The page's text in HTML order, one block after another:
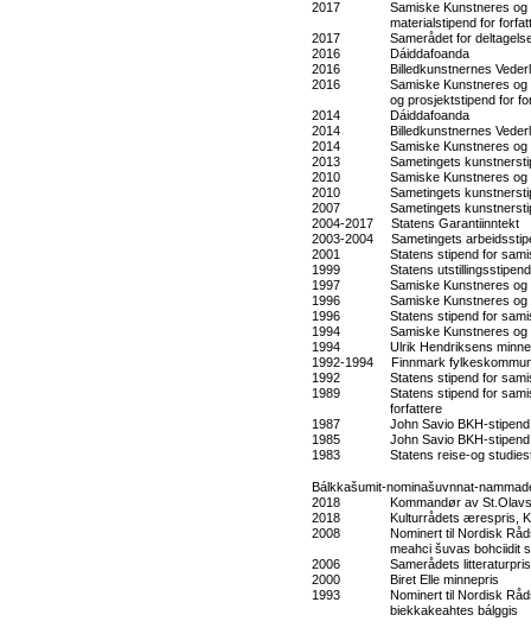
2017 Samiske Kunstneres og
materialstipend for
2017 Samerådet for deltagelse i
2016 Dáiddafoanda
2016 Billedkunstnernes
2016 Samiske Kunstneres og
og prosjektstipend for
2014 Dáiddafoanda
2014 Billedkunstnernes
2014 Samiske Kunstneres og
2013 Sametingets
2010 Samiske Kunstneres og
2010 Sametingets
2007 Sametingets
2004-2017 Statens
2003-2004 Sametingets
2001 Statens stipend for
1999 Statens utstillingsstipend
1997 Samiske Kunstneres og
1996 Samiske Kunstneres og
1996 Statens stipend for
1994 Samiske Kunstneres og
1994 Ulrik Hendriksens
1992-1994 Finnmark
1992 Statens stipend for
1989 Statens stipend for
forfattere
1987 John Savio BKH-stipend
1985 John Savio BKH-stipend
1983 Statens reise-og
Bálkkašumit-nominašuvnnat-
2018 Kommandør av St.Olavs
2018 Kulturrådets ærespris,
2008 Nominert til Nordisk Råds
meahci šuvas
2006 Samerådets litteraturpris
2000 Biret Elle minnepris
1993 Nominert til Nordisk Råds
biekkakeahtes bálggis